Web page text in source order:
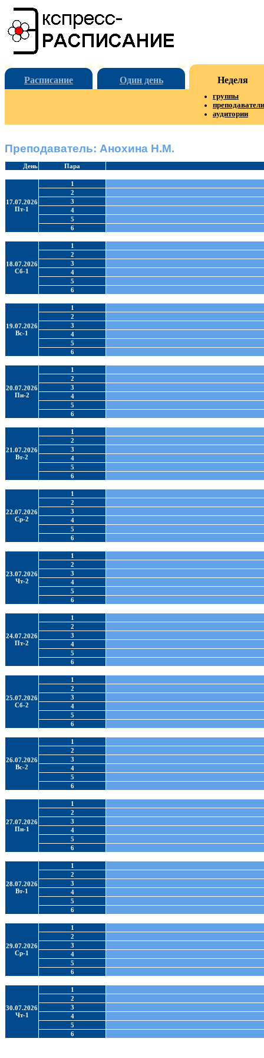
Расписание Один день Неделя
группы
преподаватели
аудитории
Преподаватель: Анохина Н.М.
День Пара
17.07.2026
Пт-1
1
2
3
4
5
6
18.07.2026
Сб-1
1
2
3
4
5
6
19.07.2026
Вс-1
1
2
3
4
5
6
20.07.2026
Пн-2
1
2
3
4
5
6
21.07.2026
Вт-2
1
2
3
4
5
6
22.07.2026
Ср-2
1
2
3
4
5
6
23.07.2026
Чт-2
1
2
3
4
5
6
24.07.2026
Пт-2
1
2
3
4
5
6
25.07.2026
Сб-2
1
2
3
4
5
6
26.07.2026
Вс-2
1
2
3
4
5
6
27.07.2026
Пн-1
1
2
3
4
5
6
28.07.2026
Вт-1
1
2
3
4
5
6
29.07.2026
Ср-1
1
2
3
4
5
6
30.07.2026
Чт-1
1
2
3
4
5
6